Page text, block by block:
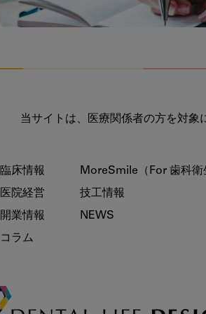
当サイトは、医療関係者の方を対象
臨床情報
医院経営
開業情報
コラム
MoreSmile （For 歯科衛
技工情報
NEWS